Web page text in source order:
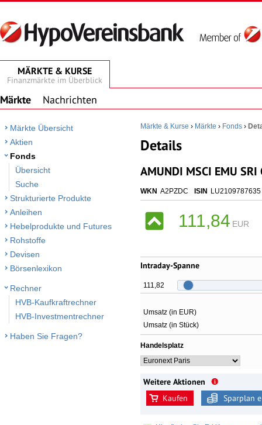
MÄRKTE & KURSE
Finanzmärkte im Überblick
Märkte Nachrichten
Märkte Übersicht
Aktien
Fonds
Übersicht
Suche
Strukturierte Produkte
Anleihen
Hebelprodukte und Futures
Rohstoffe
Devisen
Börsenlexikon
Rechner
HVB-Kaufkraftrechner
HVB-Investmentrechner
Haben Sie Fragen?
Märkte & Kurse › Märkte › Fonds ›
Details
AMUNDI MSCI EMU SRI
WKN A2PZDC ISIN LU2109787635
111,84 EUR
Intraday-Spanne
111,82
Umsatz (in EUR)
Umsatz (in Stück)
Handelsplatz
Weitere Aktionen
Kaufen
Sparplan